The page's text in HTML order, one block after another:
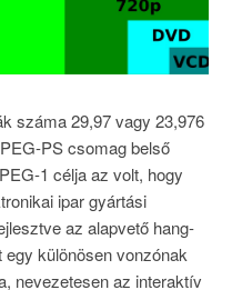
száma 29,97 vagy 23,976
PS csomag belső
1 célja az volt, hogy
ipar gyártási
az alapvető hang-
különösen vonzónak
nevezetesen az interaktív